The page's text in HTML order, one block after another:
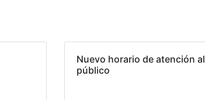
Nuevo horario de atención al
público